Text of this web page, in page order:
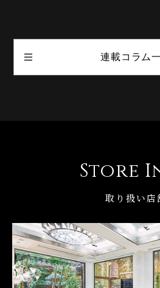
連載コラム
Store
取り扱い店